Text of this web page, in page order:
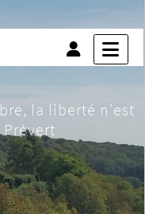
la liberté n'est